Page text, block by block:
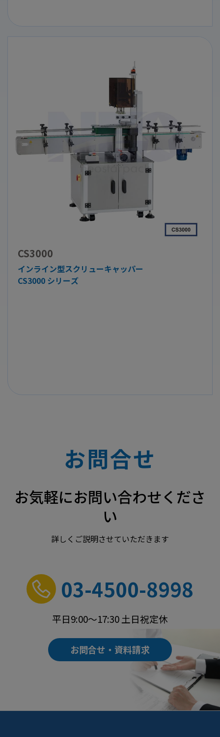
CS3000
インライン型スクリューキャッパー
CS3000 シリーズ
お問合せ
お気軽にお問い合わせくださ
い
詳しくご説明させていただきます
03-4500-8998
平日9:00～17:30 土日祝定休
お問合せ・資料請求